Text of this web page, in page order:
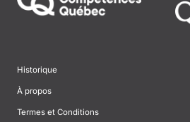
Historique
À propos
Termes et Conditions